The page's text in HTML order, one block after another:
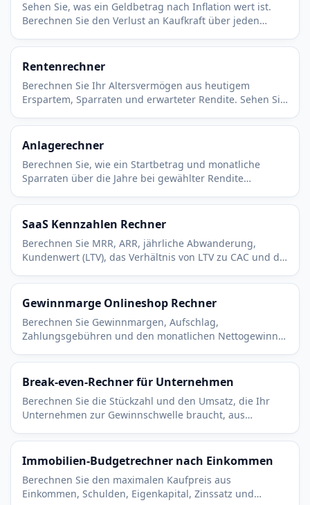
Sehen Sie, was ein Geldbetrag nach Inflation wert ist.
Berechnen Sie den Verlust an Kaufkraft über jeden
Rentenrechner
Berechnen Sie Ihr Altersvermögen aus heutigem
Erspartem, Sparraten und erwarteter Rendite. Sehen Sie
Anlagerechner
Berechnen Sie, wie ein Startbetrag und monatliche
Sparraten über die Jahre bei gewählter Rendite
getrennt.
SaaS Kennzahlen Rechner
Berechnen Sie MRR, ARR, jährliche Abwanderung,
Kundenwert (LTV), das Verhältnis von LTV zu CAC und die
Gewinnmarge Onlineshop Rechner
Berechnen Sie Gewinnmargen, Aufschlag,
Zahlungsgebühren und den monatlichen Nettogewinn
Echtzeit anpassen.
Break-even-Rechner für Unternehmen
Berechnen Sie die Stückzahl und den Umsatz, die Ihr
Unternehmen zur Gewinnschwelle braucht, aus
Immobilien-Budgetrechner nach Einkommen
Berechnen Sie den maximalen Kaufpreis aus
Einkommen, Schulden, Eigenkapital, Zinssatz und